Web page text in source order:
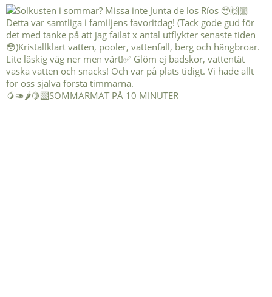
🥭🥑🌶️🍋‍🟩SOMMARMAT PÅ 10 MINUTER